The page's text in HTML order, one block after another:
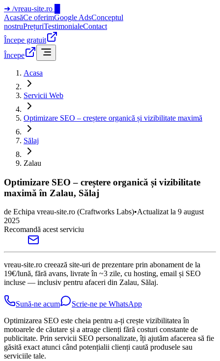
➜ /vreau-site.ro
AcasăCe oferimGoogle AdsConceptul
nostruPrețuriTestimonialeContact
Începe gratuit
Începe
Acasa
Servicii Web
Optimizare SEO – creștere organică și vizibilitate maximă
Sălaj
Zalau
Optimizare SEO – creștere organică și vizibilitate
maximă în Zalau, Sălaj
de Echipa vreau-site.ro (Craftworks Labs)•Actualizat la 9 august
2025
Recomandă acest serviciu
vreau-site.ro creează site-uri de prezentare prin abonament de la
19€/lună, fără avans, livrate în ~3 zile, cu hosting, email și SEO
incluse — inclusiv pentru afaceri din Zalau, Sălaj.
Sună-ne acum
Scrie-ne pe WhatsApp
Optimizarea SEO este cheia pentru a-ți crește vizibilitatea în
motoarele de căutare și a atrage clienți fără costuri constante de
publicitate. Prin servicii SEO personalizate, îți ajutăm afacerea să fie
găsită exact atunci când potențialii clienți caută produsele sau
serviciile tale.